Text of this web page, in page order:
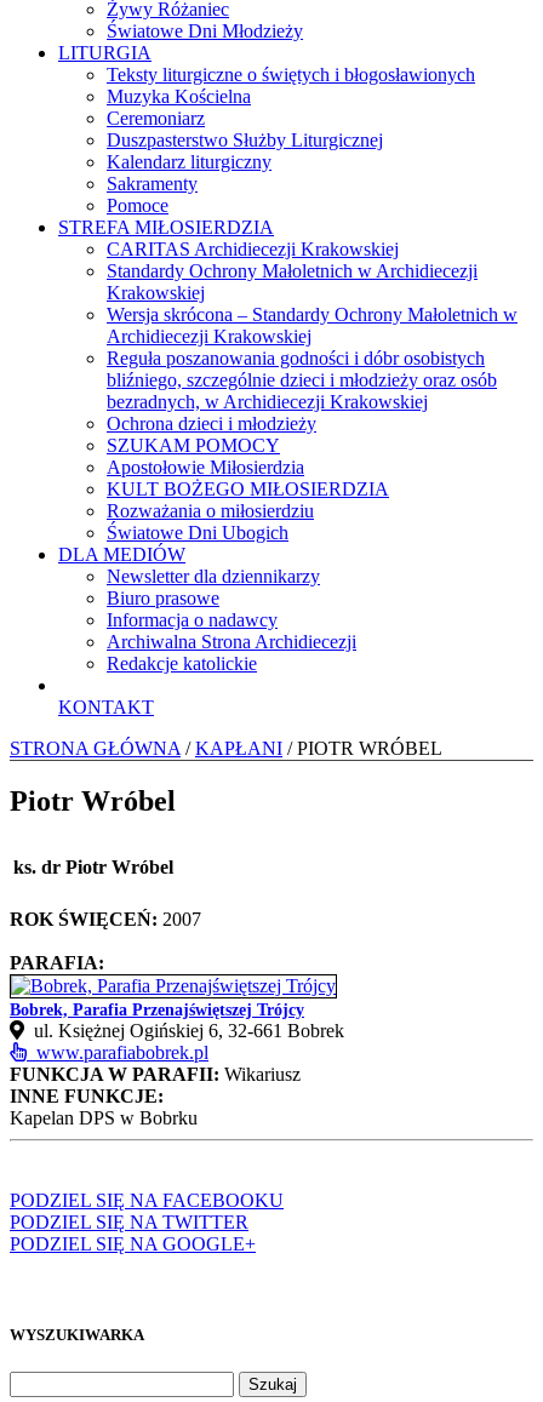
Żywy Różaniec
Światowe Dni Młodzieży
LITURGIA
Teksty liturgiczne o świętych i błogosławionych
Muzyka Kościelna
Ceremoniarz
Duszpasterstwo Służby Liturgicznej
Kalendarz liturgiczny
Sakramenty
Pomoce
STREFA MIŁOSIERDZIA
CARITAS Archidiecezji Krakowskiej
Standardy Ochrony Małoletnich w Archidiecezji
Krakowskiej
Wersja skrócona – Standardy Ochrony Małoletnich w
Archidiecezji Krakowskiej
Reguła poszanowania godności i dóbr osobistych
bliźniego, szczególnie dzieci i młodzieży oraz osób
bezradnych, w Archidiecezji Krakowskiej
Ochrona dzieci i młodzieży
SZUKAM POMOCY
Apostołowie Miłosierdzia
KULT BOŻEGO MIŁOSIERDZIA
Rozważania o miłosierdziu
Światowe Dni Ubogich
DLA MEDIÓW
Newsletter dla dziennikarzy
Biuro prasowe
Informacja o nadawcy
Archiwalna Strona Archidiecezji
Redakcje katolickie
KONTAKT
STRONA GŁÓWNA /KAPŁANI / PIOTR WRÓBEL
Piotr Wróbel
ks. dr Piotr Wróbel
ROK ŚWIĘCEŃ: 2007
PARAFIA:
Bobrek, Parafia Przenajświętszej Trójcy
ul. Księżnej Ogińskiej 6, 32-661 Bobrek
www.parafiabobrek.pl
FUNKCJA W PARAFII: Wikariusz
INNE FUNKCJE:
Kapelan DPS w Bobrku
PODZIEL SIĘ NA FACEBOOKU
PODZIEL SIĘ NA TWITTER
PODZIEL SIĘ NA GOOGLE+
WYSZUKIWARKA